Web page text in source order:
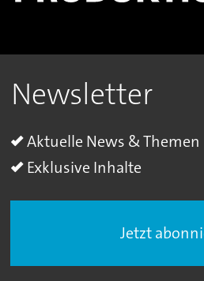
Newsletter
Aktuelle News & Themen
Exklusive Inhalte
Jetzt